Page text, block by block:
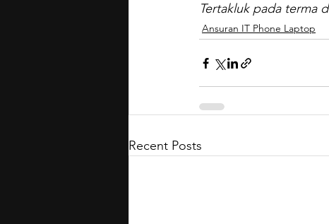
Tertakluk pada terma
Ansuran IT Phone Laptop
Recent Posts